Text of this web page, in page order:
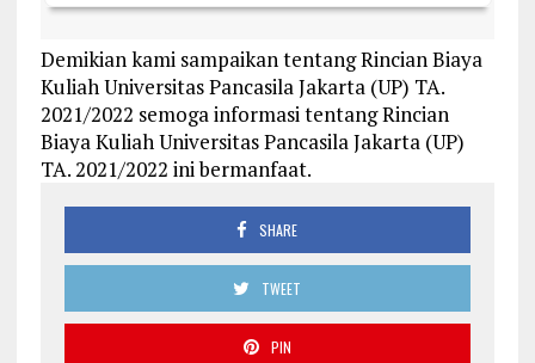
Demikian kami sampaikan tentang Rincian Biaya
Kuliah Universitas Pancasila Jakarta (UP) TA.
2021/2022 semoga informasi tentang Rincian
Biaya Kuliah Universitas Pancasila Jakarta (UP)
TA. 2021/2022 ini bermanfaat.
SHARE
TWEET
PIN